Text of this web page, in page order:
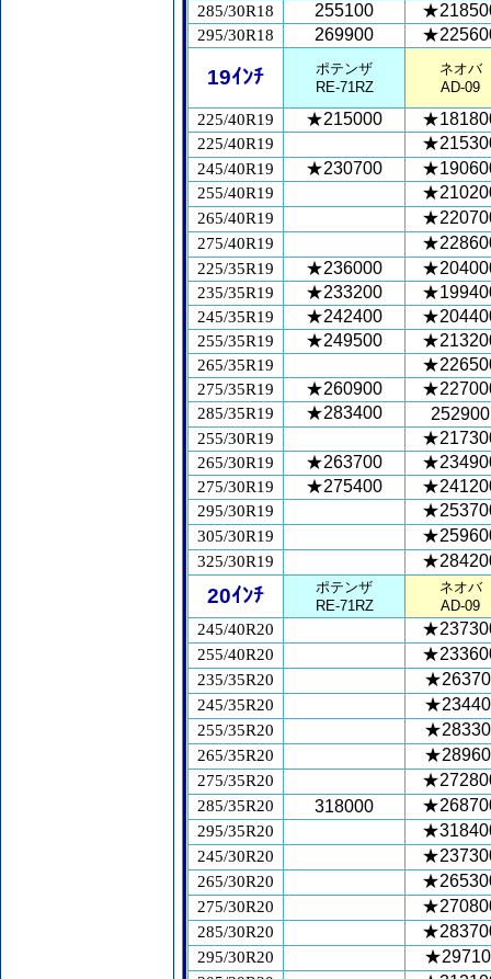
285/30R18 255100
295/30R18 269900
19ｲﾝﾁ
ポテンザ
RE-71RZ
ネオバ
AD-09
225/40R19 ★215000
225/40R19
245/40R19 ★230700
255/40R19
265/40R19
275/40R19
225/35R19 ★236000
235/35R19 ★233200
245/35R19 ★242400
255/35R19 ★249500
265/35R19
275/35R19 ★260900
285/35R19 ★283400 252900
255/30R19
265/30R19 ★263700
275/30R19 ★275400
295/30R19
305/30R19
325/30R19
20ｲﾝﾁ
ポテンザ
RE-71RZ
ネオバ
AD-09
245/40R20
255/40R20
235/35R20
245/35R20
255/35R20
265/35R20
275/35R20
285/35R20 318000
295/35R20
245/30R20
265/30R20
275/30R20
285/30R20
295/30R20